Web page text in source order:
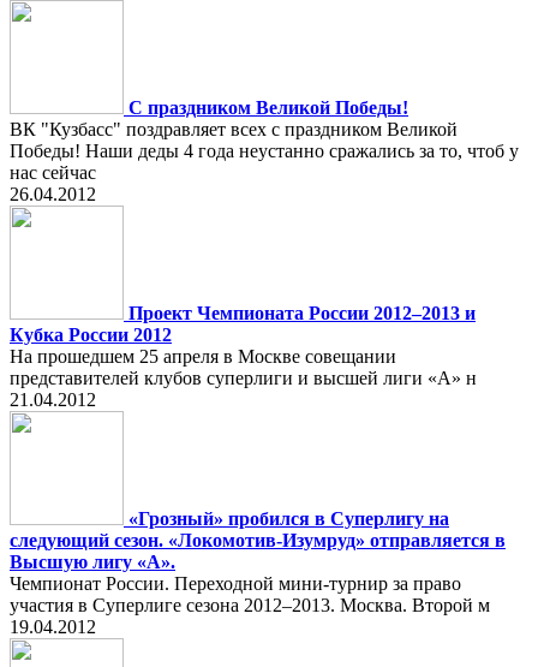
C праздником Великой Победы!
ВК "Кузбасс" поздравляет всех с праздником Великой
Победы! Наши деды 4 года неустанно сражались за то, чтоб у
нас сейчас
26.04.2012
Проект Чемпионата России 2012–2013 и
Кубка России 2012
На прошедшем 25 апреля в Москве совещании
представителей клубов суперлиги и высшей лиги «А» н
21.04.2012
«Грозный» пробился в Суперлигу на
следующий сезон. «Локомотив-Изумруд» отправляется в
Высшую лигу «А».
Чемпионат России. Переходной мини-турнир за право
участия в Суперлиге сезона 2012–2013. Москва. Второй м
19.04.2012